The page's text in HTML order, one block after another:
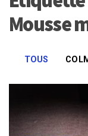
Mousse
TOUS